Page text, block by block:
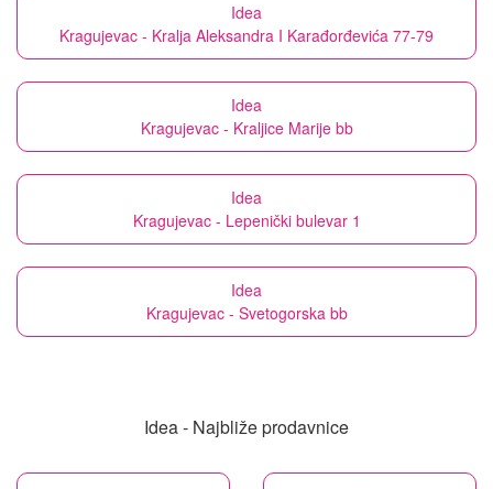
Idea
Kragujevac - Kralja Aleksandra I Karađorđevića 77-79
Idea
Kragujevac - Kraljice Marije bb
Idea
Kragujevac - Lepenički bulevar 1
Idea
Kragujevac - Svetogorska bb
Idea - Najbliže prodavnice